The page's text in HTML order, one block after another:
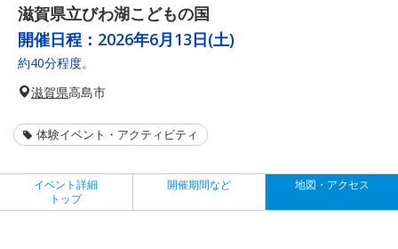
滋賀県立びわ湖こどもの国
開催日程： 2026年6月13日(土)
約40分程度。
滋賀県高島市
体験イベント・アクティビティ
イベント詳細
トップ
開催期間など 地図・アクセス